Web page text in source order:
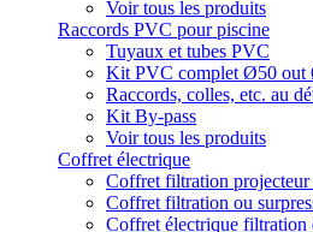
Voir tous les produits
Raccords PVC pour piscine
Tuyaux et tubes PVC
Kit PVC complet Ø50 out
Raccords, colles, etc. au
Kit By-pass
Voir tous les produits
Coffret électrique
Coffret filtration projecteur
Coffret filtration ou
Coffret électrique filtration